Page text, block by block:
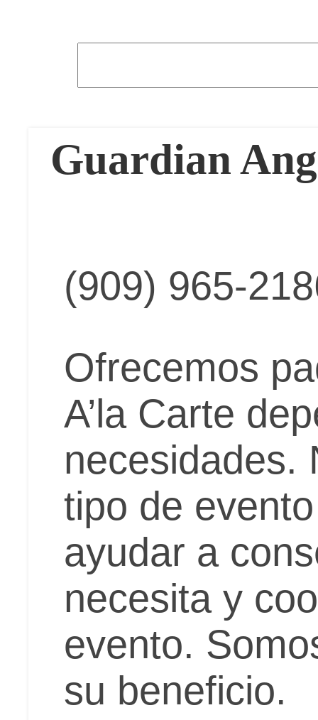
Guardian
(909) 965-
Ofrecemos
A’la Carte
necesidades.
tipo de
ayudar a
necesita y
evento.
su beneficio.